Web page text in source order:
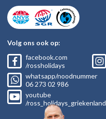
Volg ons ook op:
facebook.com
/rossholidays
whatsapp/noodnummer
06 273 02 986
youtube
/ross_holidays_griekenland